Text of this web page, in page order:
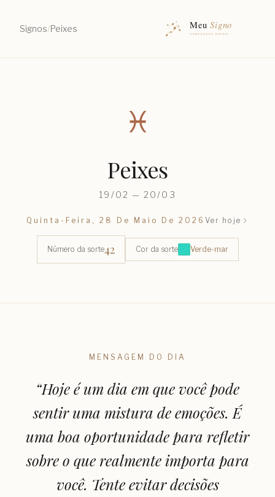
Signos/Peixes
♓︎
Peixes
19/02 — 20/03
Quinta-Feira, 28 De Maio De 2026Ver hoje
Número da sorte42 Cor da sorte Verde-mar
MENSAGEM DO DIA
“Hoje é um dia em que você pode
sentir uma mistura de emoções. É
uma boa oportunidade para refletir
sobre o que realmente importa para
você. Tente evitar decisões